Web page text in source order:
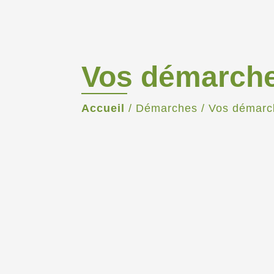
Vos
Accueil / Démarches / Vos